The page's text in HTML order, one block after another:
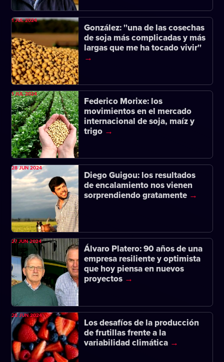
González: ''una de las cosechas
de soja más complicadas y más
largas que me ha tocado vivir''
1 JUL 2024
Federico Morixe: los
movimientos en el mercado
internacional de soja, maíz y
trigo
1 JUL 2024
Diego Guigou: los resultados
de encalamiento nos vienen
sorprendiendo gratamente
28 JUN 2024
Álvaro Platero: 90 años de una
empresa resiliente y optimista
que hoy piensa en nuevos
proyectos
27 JUN 2024
Los desafíos de la producción
de frutillas frente a la
variabilidad climática
25 JUN 2024